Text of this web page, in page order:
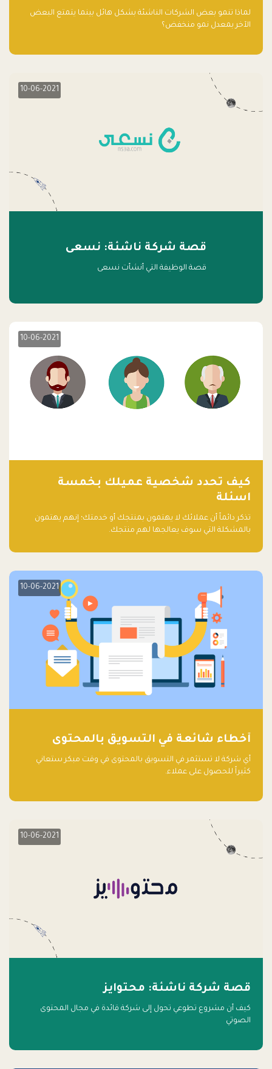
لماذا تنمو بعض الشركات الناشئة بشكل هائل بينما يتمتع البعض
الآخر بمعدل نمو منخفض؟
10-06-2021
قصة شركة ناشئة: نسعى
قصة الوظيفة التي أنشأت نسعى
10-06-2021
كيف تحدد شخصية عميلك بخمسة
اسئلة
تذكر دائماً أن عملائك لا يهتمون بمنتجك أو خدمتك؛ إنهم يهتمون
بالمشكلة التي سوف يعالجها لهم منتجك.
10-06-2021
أخطاء شائعة في التسويق بالمحتوى
أي شركة لا تستثمر في التسويق بالمحتوى في وقت مبكر ستعاني
كثيراً للحصول على عملاء.
10-06-2021
قصة شركة ناشئة: محتوايز
كيف أن مشروع تطوعي تحول إلى شركة قائدة في مجال المحتوى
الصوتي